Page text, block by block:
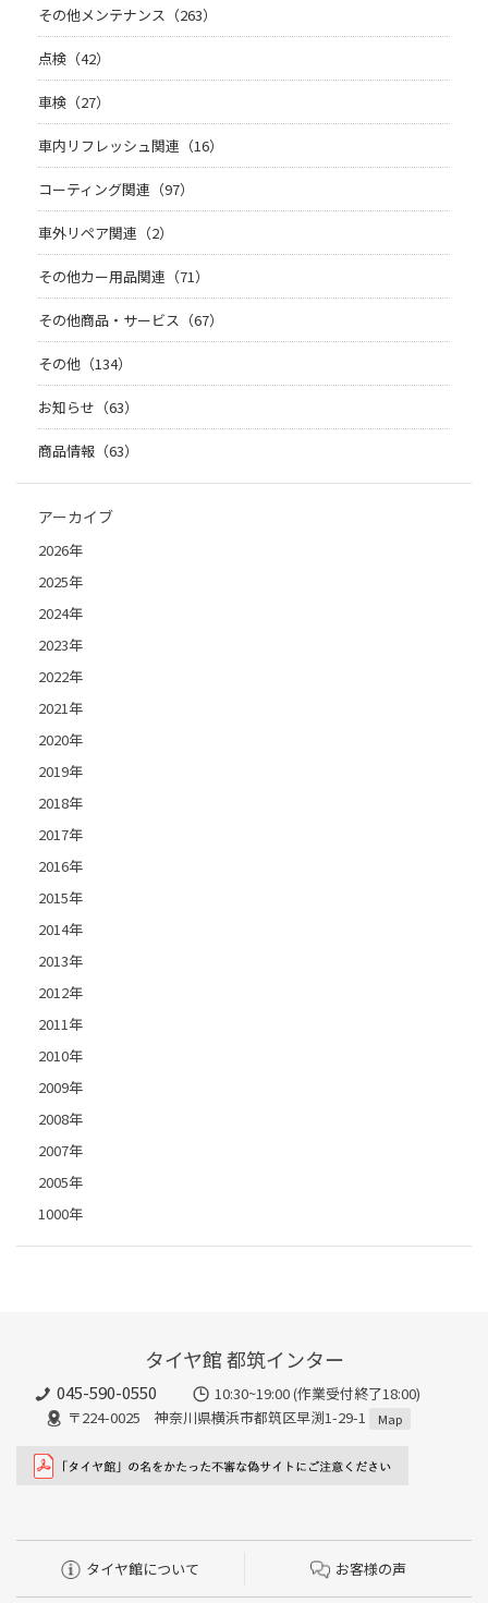
その他メンテナンス（263）
点検（42）
車検（27）
車内リフレッシュ関連（16）
コーティング関連（97）
車外リペア関連（2）
その他カー用品関連（71）
その他商品・サービス（67）
その他（134）
お知らせ（63）
商品情報（63）
アーカイブ
2026年
2025年
2024年
2023年
2022年
2021年
2020年
2019年
2018年
2017年
2016年
2015年
2014年
2013年
2012年
2011年
2010年
2009年
2008年
2007年
2005年
1000年
タイヤ館 都筑インター
045-590-0550
10:30~19:00 (作業受付終了18:00)
〒224-0025 神奈川県横浜市都筑区早渕1-29-1
Map
タイヤ館について お客様の声